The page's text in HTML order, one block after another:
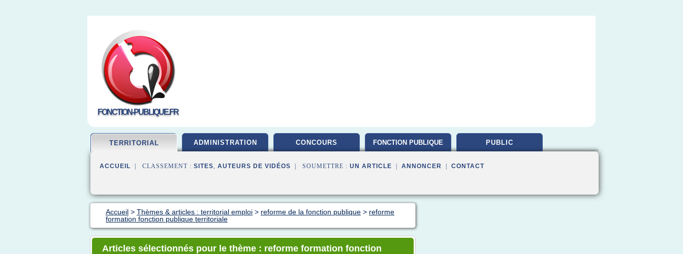
FONCTION-PUBLIQUE.FR
TERRITORIAL ADMINISTRATION CONCOURS FONCTION PUBLIQUE PUBLIC
ACCUEIL | CLASSEMENT : SITES, AUTEURS DE VIDÉOS | SOUMETTRE : UN ARTICLE ANNONCER CONTACT
Accueil > Thèmes & articles : territorial emploi > reforme de la fonction publique > reforme
formation fonction publique territoriale
Articles sélectionnés pour le thème : reforme formation fonction